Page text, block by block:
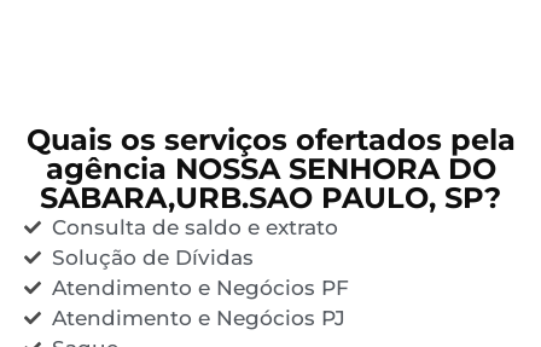
Quais os serviços ofertados pela
agência NOSSA SENHORA DO
SABARA,URB.SAO PAULO, SP?
Consulta de saldo e extrato
Solução de Dívidas
Atendimento e Negócios PF
Atendimento e Negócios PJ